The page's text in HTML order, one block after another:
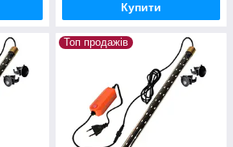
Купити
Топ продажів